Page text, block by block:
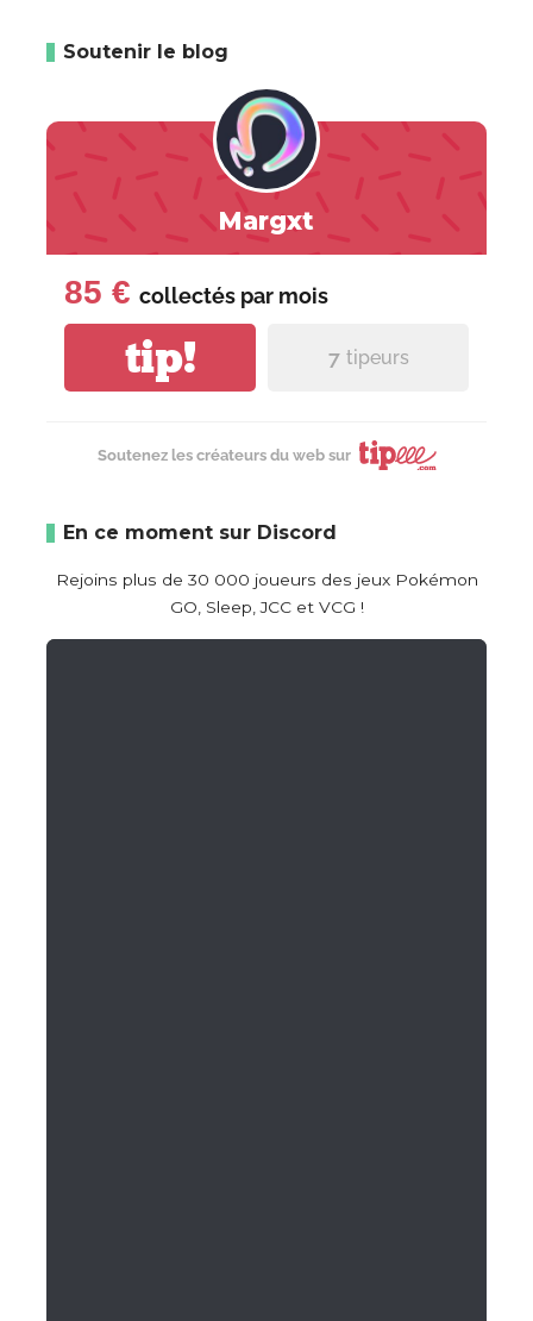
Soutenir le blog
Margxt
85 € collectés par mois
tip! 7 tipeurs
Soutenez les créateurs du web sur
En ce moment sur Discord
Rejoins plus de 30 000 joueurs des jeux Pokémon
GO, Sleep, JCC et VCG !